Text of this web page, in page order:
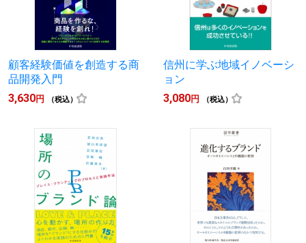
顧客経験価値を創造する商
品開発入門
3,630円 （税込）
信州に学ぶ地域イノベーシ
ョン
3,080円 （税込）